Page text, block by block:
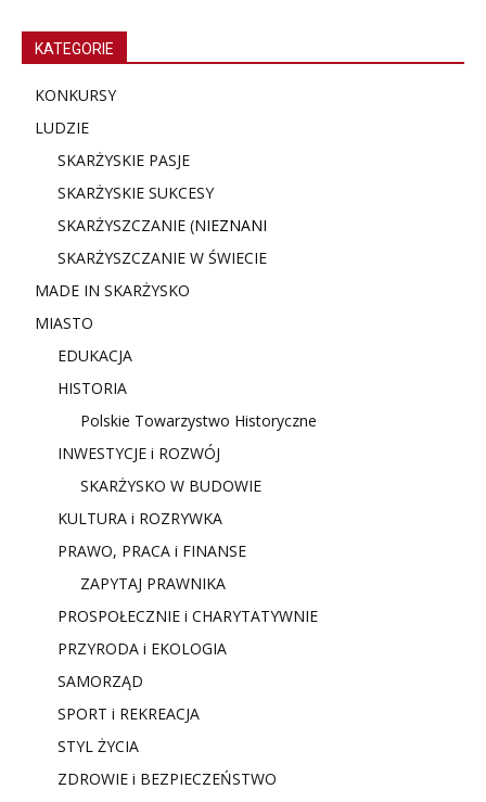
KATEGORIE
KONKURSY
LUDZIE
SKARŻYSKIE PASJE
SKARŻYSKIE SUKCESY
SKARŻYSZCZANIE (NIEZNANI
SKARŻYSZCZANIE W ŚWIECIE
MADE IN SKARŻYSKO
MIASTO
EDUKACJA
HISTORIA
Polskie Towarzystwo Historyczne
INWESTYCJE i ROZWÓJ
SKARŻYSKO W BUDOWIE
KULTURA i ROZRYWKA
PRAWO, PRACA i FINANSE
ZAPYTAJ PRAWNIKA
PROSPOŁECZNIE i CHARYTATYWNIE
PRZYRODA i EKOLOGIA
SAMORZĄD
SPORT i REKREACJA
STYL ŻYCIA
ZDROWIE i BEZPIECZEŃSTWO